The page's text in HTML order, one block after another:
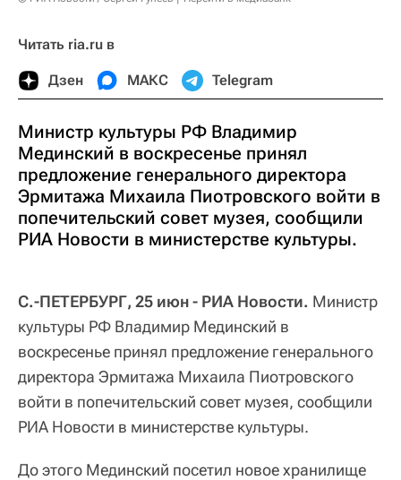
Читать ria.ru в
Дзен МАКС Telegram
Министр культуры РФ Владимир
Мединский в воскресенье принял
предложение генерального директора
Эрмитажа Михаила Пиотровского войти в
попечительский совет музея, сообщили
РИА Новости в министерстве культуры.
С.-ПЕТЕРБУРГ, 25 июн - РИА Новости. Министр
культуры РФ Владимир Мединский в
воскресенье принял предложение генерального
директора Эрмитажа Михаила Пиотровского
войти в попечительский совет музея, сообщили
РИА Новости в министерстве культуры.
До этого Мединский посетил новое хранилище